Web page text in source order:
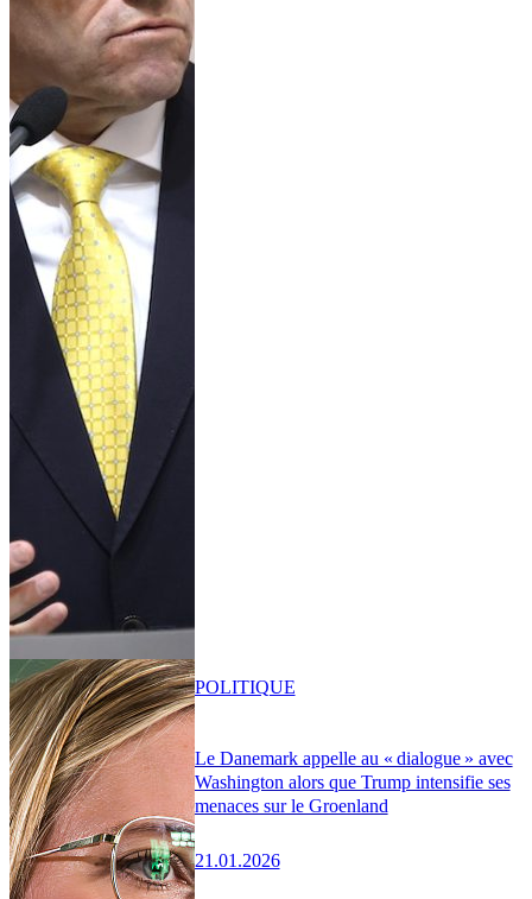
Le Danemark appelle au « dialogue » avec
Washington alors que Trump intensifie ses
menaces sur le Groenland
21.01.2026
POLITIQUE